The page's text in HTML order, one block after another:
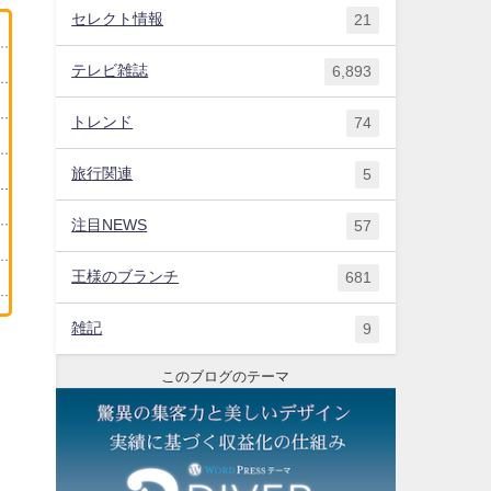
セレクト情報 21
テレビ雑誌 6,893
トレンド 74
旅行関連 5
注目NEWS 57
王様のブランチ 681
雑記 9
このブログのテーマ